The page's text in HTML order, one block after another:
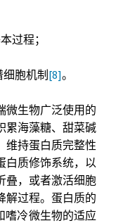
过程；
细胞机制[8]。
生物广泛使用的
累海藻糖、甜菜碱
维持蛋白质完整性
白质修饰系统，以
叠，或者激活细胞
解过程。蛋白质的
嗜冷微生物的适应